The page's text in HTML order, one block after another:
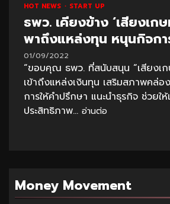
HOT NEWS START UP
ธพว. เคียงข้าง ‘เสียงเกษ
พาถึงแหล่งทุน หนุนกิจกา
01/09/2022
“ขอบคุณ ธพว. ที่สนับสนุน “เสียงเก
เข้าถึงแหล่งเงินทุน เสริมสภาพคล่
การให้คำปรึกษา แนะนำธุรกิจ ช่วยใ
ประสิทธิภาพ... อ่านต่อ
Money Movement